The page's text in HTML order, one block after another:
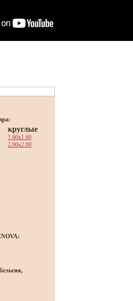
круглые
1.60x1.60
2.00x2.00